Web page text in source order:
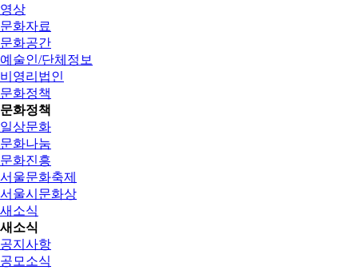
영상
문화자료
문화공간
예술인/단체정보
비영리법인
문화정책
문화정책
일상문화
문화나눔
문화진흥
서울문화축제
서울시문화상
새소식
새소식
공지사항
공모소식